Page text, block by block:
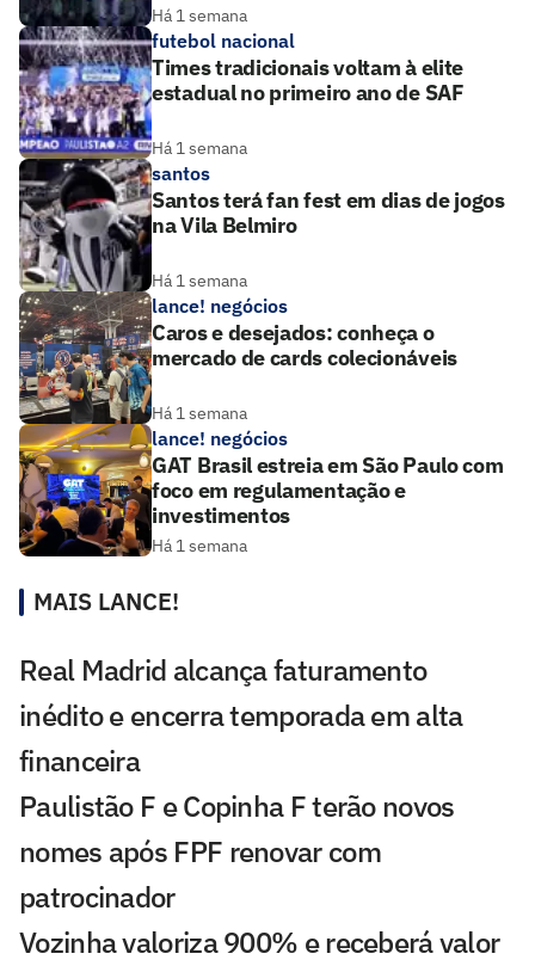
Há 1 semana
futebol nacional
Times tradicionais voltam à elite
estadual no primeiro ano de SAF
Há 1 semana
santos
Santos terá fan fest em dias de jogos
na Vila Belmiro
Há 1 semana
lance! negócios
Caros e desejados: conheça o
mercado de cards colecionáveis
Há 1 semana
lance! negócios
GAT Brasil estreia em São Paulo com
foco em regulamentação e
investimentos
Há 1 semana
MAIS LANCE!
Real Madrid alcança faturamento
inédito e encerra temporada em alta
financeira
Paulistão F e Copinha F terão novos
nomes após FPF renovar com
patrocinador
Vozinha valoriza 900% e receberá valor